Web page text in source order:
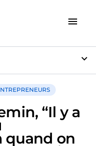
menu
expand_more
“Il y a
quand on